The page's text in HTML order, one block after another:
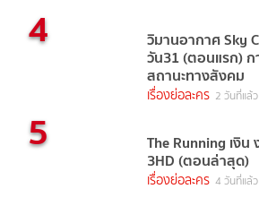
4 วิมานอากาศ Sky
วัน31 (ตอนแรก)
สถานะทางสังคม
เรื่องย่อละคร 2 วันที่แล้ว
5 The Running เงิ
3HD (ตอนล่าสุด)
เรื่องย่อละคร 4 วันที่แล้ว